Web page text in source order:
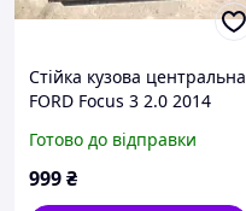
Стійка кузова центральна
FORD Focus 3 2.0 2014
Готово до відправки
999₴